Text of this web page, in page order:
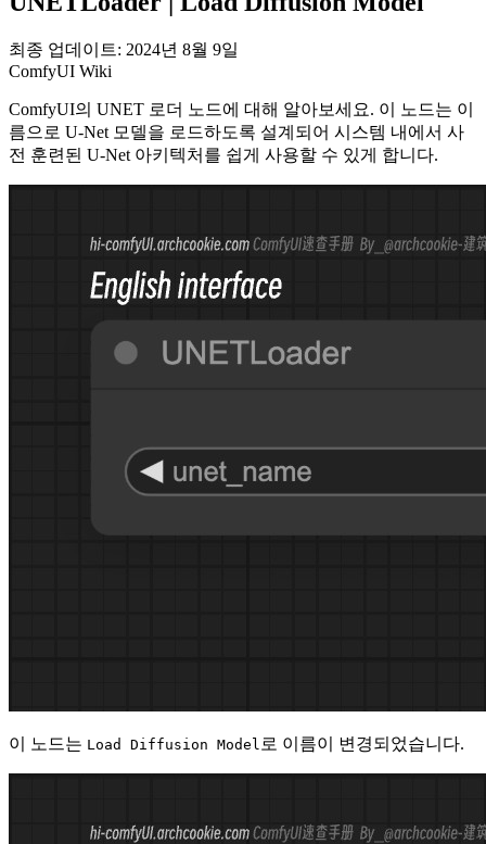
최종 업데이트: 2024년 8월 9일
ComfyUI Wiki
ComfyUI의 UNET 로더 노드에 대해 알아보세요. 이 노드는 이
름으로 U-Net 모델을 로드하도록 설계되어 시스템 내에서 사
전 훈련된 U-Net 아키텍처를 쉽게 사용할 수 있게 합니다.
이 노드는 Load Diffusion Model 로 이름이 변경되었습니다.